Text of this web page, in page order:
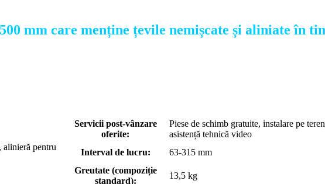
mm care menține țevile nemișcate și aliniate în
Servicii post-vânzare
oferite:
Piese de schimb gratuite, instalare pe
asistență tehnică video
alinieră pentru
Interval de lucru:
63-315 mm
Greutate (compoziție
standard):
13,5 kg